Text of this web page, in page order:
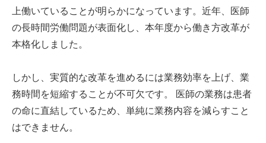
上働いていることが明らかになっています。近年、医師
の長時間労働問題が表面化し、本年度から働き方改革が
本格化しました。
しかし、実質的な改革を進めるには業務効率を上げ、業
務時間を短縮することが不可欠です。 医師の業務は患者
の命に直結しているため、単純に業務内容を減らすこと
はできません。